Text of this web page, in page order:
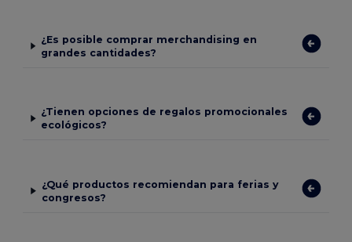
¿Es posible comprar merchandising en
grandes cantidades?
¿Tienen opciones de regalos promocionales
ecológicos?
¿Qué productos recomiendan para ferias y
congresos?